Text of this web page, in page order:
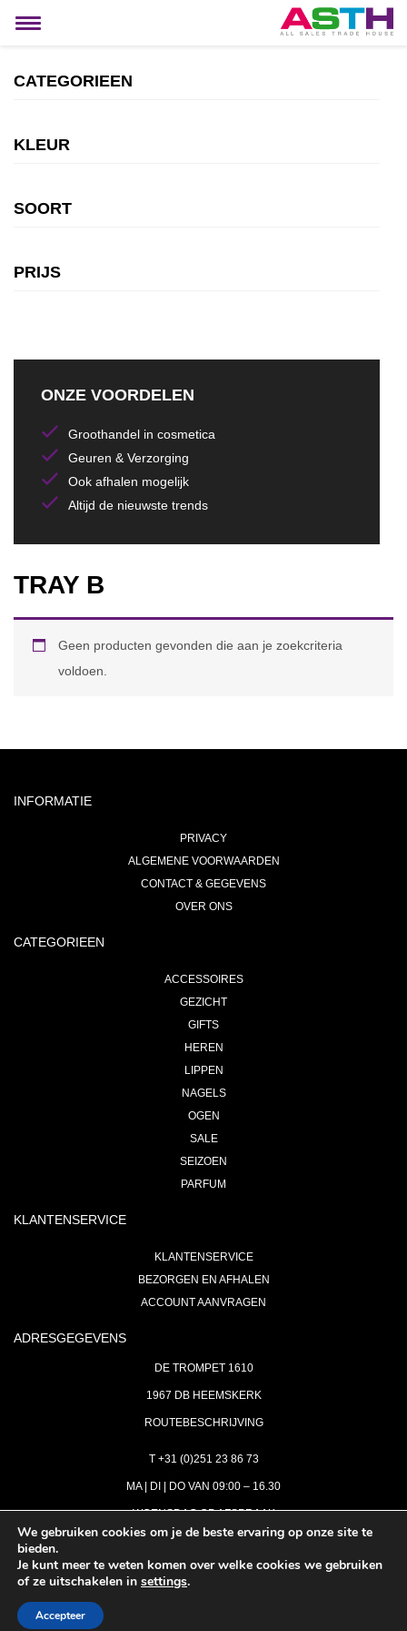
Toggle
CATEGORIEEN
KLEUR
SOORT
PRIJS
ONZE VOORDELEN
Groothandel in cosmetica
Geuren & Verzorging
Ook afhalen mogelijk
Altijd de nieuwste trends
TRAY B
Geen producten gevonden die aan je zoekcriteria
voldoen.
INFORMATIE
PRIVACY
ALGEMENE VOORWAARDEN
CONTACT & GEGEVENS
OVER ONS
CATEGORIEEN
ACCESSOIRES
GEZICHT
GIFTS
HEREN
LIPPEN
NAGELS
OGEN
SALE
SEIZOEN
PARFUM
KLANTENSERVICE
KLANTENSERVICE
BEZORGEN EN AFHALEN
ACCOUNT AANVRAGEN
ADRESGEGEVENS
DE TROMPET 1610
1967 DB HEEMSKERK
ROUTEBESCHRIJVING
T +31 (0)251 23 86 73
MA | DI | DO VAN 09:00 – 16.30
WOENSDAG OP AFSPRAAK
INFO@ASTH.NL
We gebruiken cookies om je de beste ervaring op onze site te
bieden.
Je kunt meer te weten komen over welke cookies we gebruiken
of ze uitschakelen in settings.
Accepteer